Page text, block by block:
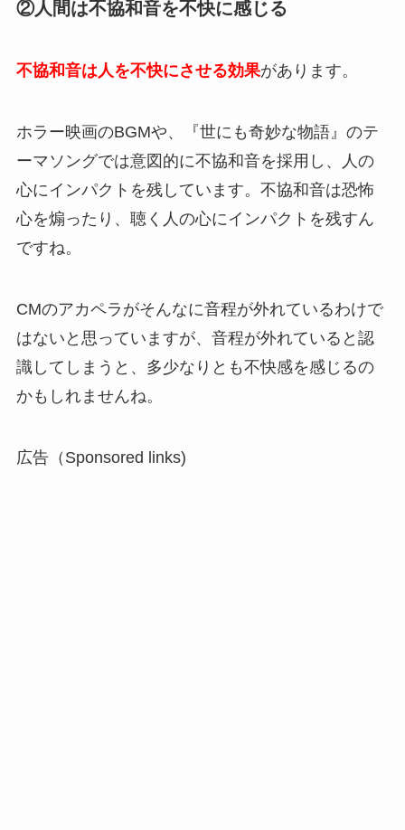
②人間は不協和音を不快に感じる
不協和音は人を不快にさせる効果があります。
ホラー映画のBGMや、『世にも奇妙な物語』のテ
ーマソングでは意図的に不協和音を採用し、人の
心にインパクトを残しています。不協和音は恐怖
心を煽ったり、聴く人の心にインパクトを残すん
ですね。
CMのアカペラがそんなに音程が外れているわけで
はないと思っていますが、音程が外れていると認
識してしまうと、多少なりとも不快感を感じるの
かもしれませんね。
広告（Sponsored links)